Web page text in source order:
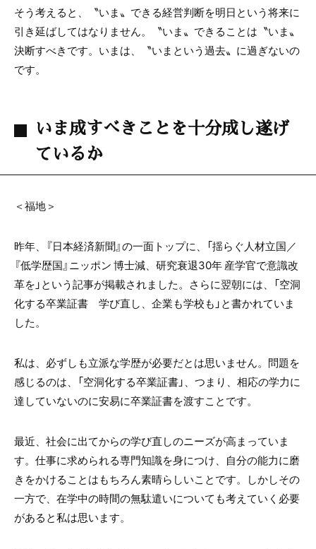
そう考えると、〝いま〟できる経営判断を明日という将来に
引き延ばしてはなりません。〝いま〟できることは〝いま〟
決断すべきです。いまは、〝いまという過去〟に過ぎないの
です。
いま成すべきことを十分成し遂げ
ているか
＜福地＞
昨年、『日本経済新聞』の一面トップに、「揺らぐ人材立国／
『低学歴国』ニッポン 博士減、研究衰退30年 産学官で意識改
革を」という記事が掲載されました。さらに翌朝には、「空洞
化する卒業証書 学び直し、企業も学校も」と書かれていま
した。
私は、必ずしも立派な学歴が必要だとは思いません。問題を
感じるのは、「空洞化する卒業証書」、つまり、相応の学力に
達していないのに安易に卒業証書を渡すことです。
最近、社会に出てからの学び直しのニーズが高まっていま
す。仕事に求められる専門知識を身につけ、自分の能力に磨
きをかけることはもちろん素晴らしいことです。しかしその
一方で、在学中の時間の無駄遣いについても考えていく必要
があると私は思います。